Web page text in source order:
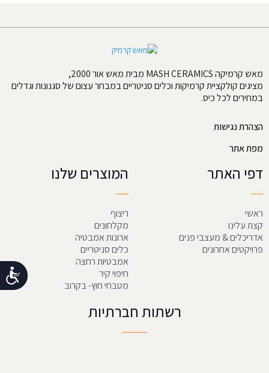
מאש קרמיקה MASH CERAMICS מבית מאש אור 2000,
מציגים קולקציית קרמיקות וכלים סניטריים במבחר עצום של סגנונות וגדלים
במחירים לכל כיס.
הצהרת נגישות
מפת אתר
דפי האתר
ראשי
קצת עלינו
אדריכלים & מעצבי פנים
פרויקטים אחרונים
המוצרים שלנו
ריצוף
מקלחונים
ארונות אמבטיה
כלים סניטריים
אמבטיות רחצה
חיפוי קיר
מטבחי חוץ- בקרוב
רשתות חברתיות